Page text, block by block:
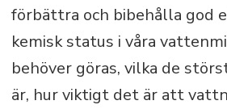
förbättra och bibehålla god
kemisk status i våra
behöver göras, vilka de
är, hur viktigt det är att